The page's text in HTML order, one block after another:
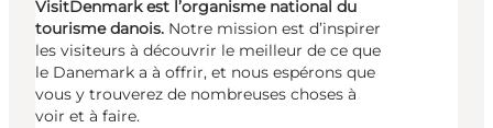
VisitDenmark est l’organisme national du
tourisme danois. Notre mission est d’inspirer
les visiteurs à découvrir le meilleur de ce que
le Danemark a à offrir, et nous espérons que
vous y trouverez de nombreuses choses à
voir et à faire.